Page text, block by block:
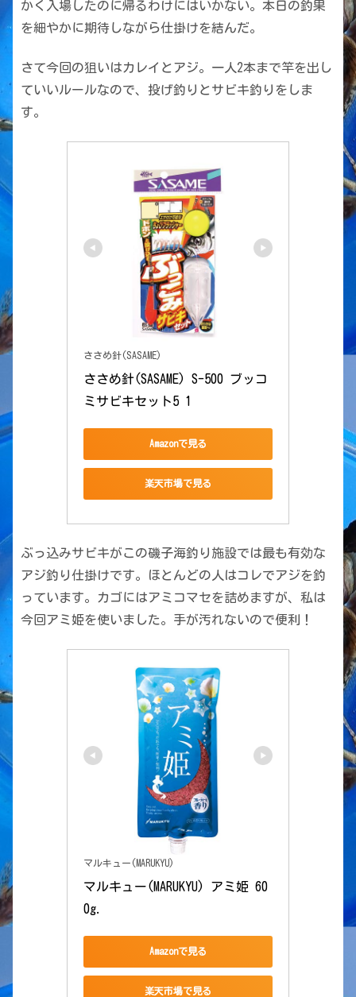
かく入場したのに帰るわけにはいかない。本日の釣果
を細やかに期待しながら仕掛けを結んだ。
さて今回の狙いはカレイとアジ。一人2本まで竿を出し
ていいルールなので、投げ釣りとサビキ釣りをしま
す。
ささめ針(SASAME)
ささめ針(SASAME) S-500 ブッコ
ミサビキセット5 1
Amazonで見る
楽天市場で見る
ぶっ込みサビキがこの磯子海釣り施設では最も有効な
アジ釣り仕掛けです。ほとんどの人はコレでアジを釣
っています。カゴにはアミコマセを詰めますが、私は
今回アミ姫を使いました。手が汚れないので便利！
マルキュー(MARUKYU)
マルキュー(MARUKYU) アミ姫 60
0g.
Amazonで見る
楽天市場で見る